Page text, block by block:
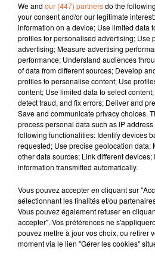
11 mai 2026 - 13 min 16 sec
JOURNAL DU LUNDI 11 MAI ( MIDI )
Patrice Bémanangy
L'info près de chez vous
La Préfecture des deux-sèvres a
semaine dernière son
il n'est pas bon.
Floriane Fazilleau est arrivée au
depuis La Chaize-le-Vicomte en
à pied afin porter un message
Le Bressuire Tattoo Show ce
seconde édition qui a connu
légèrement en baisse.
Retour sur le week-end sportif
We and our (447) partnersdo the
your consent and/or our legitimate
information on a device; Use limited data
profiles for personalised advertising; Use
advertising; Measure advertising
performance; Understand audiences
of data from different sources; Develop
profiles to personalise content; Use
content; Use limited data to select
detect fraud, and fix errors; Deliver and
Save and communicate privacy choices.
process personal data such as IP
following functionalities: Identify devices
requested; Use precise geolocation data;
other data sources; Link different
information transmitted automatically.
Vous pouvez accepter en cliquant sur
sélectionnant les finalités et/ou
Vous pouvez également refuser en
accepter". Vos préférences ne
pouvez mettre à jour vos choix, ou retirer
moment via le lien "Gérer les cookies"